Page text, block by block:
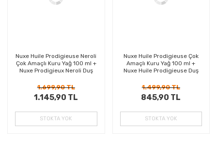
Nuxe Huile Prodigieuse Neroli
Çok Amaçlı Kuru Yağ 100 ml +
Nuxe Prodigieux Neroli Duş
1.699,90 TL
1.145,90 TL
STOKTA YOK
Nuxe Huile Prodigieuse Çok
Amaçlı Kuru Yağ 100 ml +
Nuxe Huile Prodigieuse Duş
1.499,90 TL
845,90 TL
STOKTA YOK